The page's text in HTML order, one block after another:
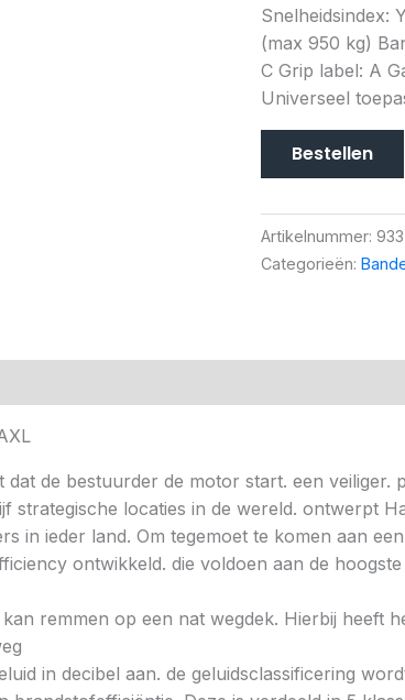
Snelheidsindex:
(max 950 kg)
C Grip label: A
Universeel
Bestellen
Artikelnummer:
Categorieën:
de bestuurder de motor start. een
locaties in de wereld. ontwerpt
in ieder land. Om tegemoet te komen aan
ontwikkeld. die voldoen aan de
remmen op een nat wegdek. Hierbij heeft
in decibel aan. de geluidsclassificering